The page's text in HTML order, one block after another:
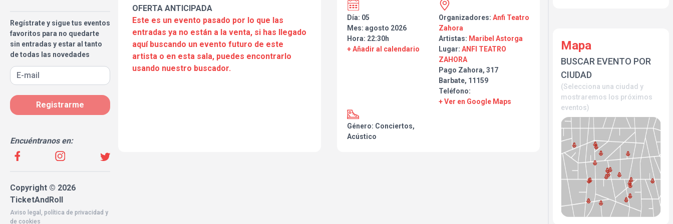
Regístrate y sigue tus eventos
favoritos para no quedarte
sin entradas y estar al tanto
de todas las novedades
Registrarme
Encuéntranos en:
Copyright © 2026
TicketAndRoll
Aviso legal , política de privacidad y
de cookies
OFERTA ANTICIPADA
Este es un evento pasado por lo que las
entradas ya no están a la venta, si has llegado
aquí buscando un evento futuro de este
artista o en esta sala, puedes encontrarlo
usando nuestro buscador.
Día: 05
Mes: agosto 2026
Hora: 22:30h
+ Añadir al calendario
Organizadores: Anfi Teatro
Zahora
Artistas: Maribel Astorga
Lugar: ANFI TEATRO
ZAHORA
Pago Zahora, 317
Barbate, 11159
Teléfono:
+ Ver en Google Maps
Género: Conciertos,
Acústico
Mapa
BUSCAR EVENTO POR
CIUDAD
(Selecciona una ciudad y
mostraremos los próximos
eventos)